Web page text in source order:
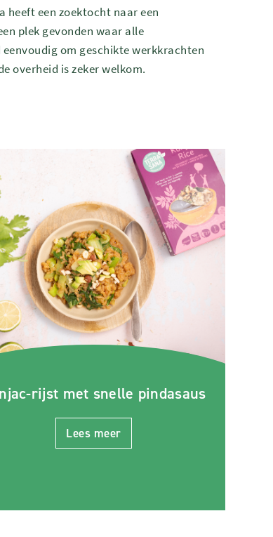
heeft een zoektocht naar een
plek gevonden waar alle
om geschikte werkkrachten
overheid is zeker welkom.
rijst met snelle pindasaus
Lees meer